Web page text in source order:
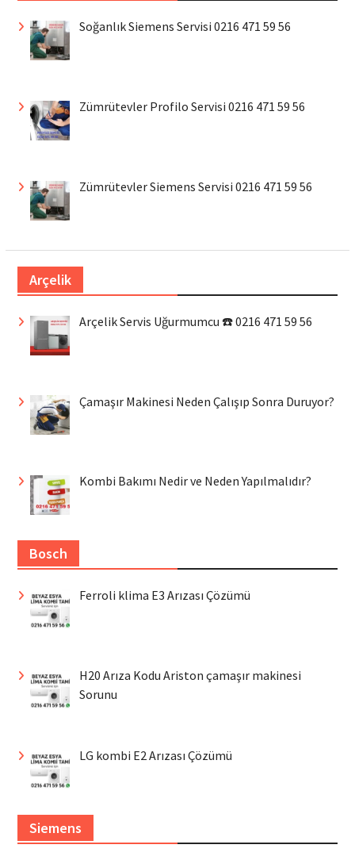
Soğanlık Siemens Servisi 0216 471 59 56
Zümrütevler Profilo Servisi 0216 471 59 56
Zümrütevler Siemens Servisi 0216 471 59 56
Arçelik
Arçelik Servis Uğurmumcu ☎️ 0216 471 59 56
Çamaşır Makinesi Neden Çalışıp Sonra Duruyor?
Kombi Bakımı Nedir ve Neden Yapılmalıdır?
Bosch
Ferroli klima E3 Arızası Çözümü
H20 Arıza Kodu Ariston çamaşır makinesi
Sorunu
LG kombi E2 Arızası Çözümü
Siemens